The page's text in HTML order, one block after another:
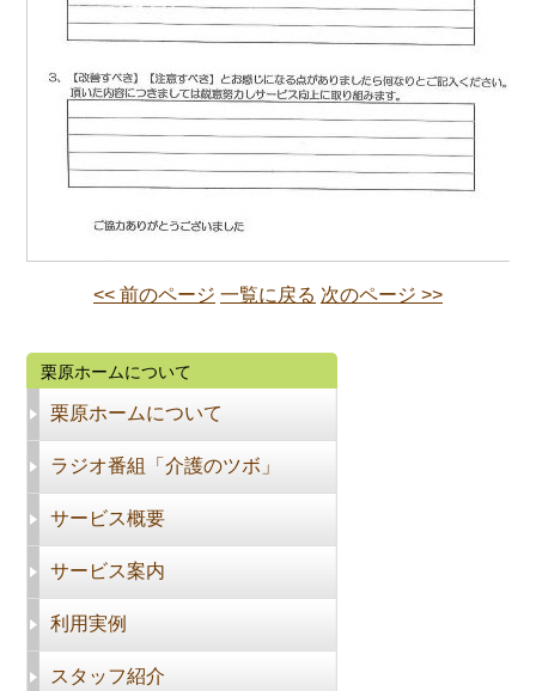
<< 前のページ 一覧に戻る 次のページ >>
栗原ホームについて
栗原ホームについて
ラジオ番組「介護のツボ」
サービス概要
サービス案内
利用実例
スタッフ紹介